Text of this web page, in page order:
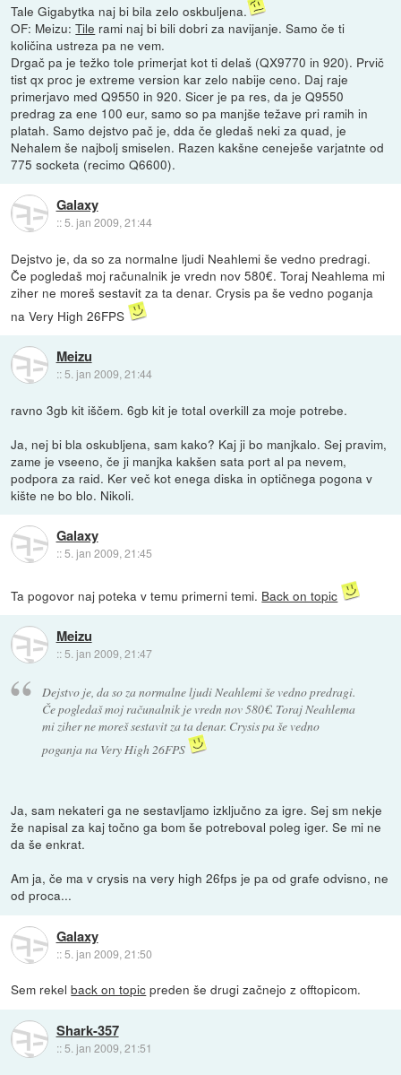
Tale Gigabytka naj bi bila zelo oskbuljena.
OF: Meizu:Tile rami naj bi bili dobri za navijanje. Samo če ti
količina ustreza pa ne vem.
Drgač pa je težko tole primerjat kot ti delaš (QX9770 in 920). Prvič
tist qx proc je extreme version kar zelo nabije ceno. Daj raje
primerjavo med Q9550 in 920. Sicer je pa res, da je Q9550
predrag za ene 100 eur, samo so pa manjše težave pri ramih in
platah. Samo dejstvo pač je, dda če gledaš neki za quad, je
Nehalem še najbolj smiselen. Razen kakšne ceneješe varjatnte od
775 socketa (recimo Q6600).
Galaxy
::5. jan 2009, 21:44
Dejstvo je, da so za normalne ljudi Neahlemi še vedno predragi.
Če pogledaš moj računalnik je vredn nov 580€. Toraj Neahlema mi
ziher ne moreš sestavit za ta denar. Crysis pa še vedno poganja
na Very High 26FPS
Meizu
:: 5. jan 2009, 21:44
ravno 3gb kit iščem. 6gb kit je total overkill za moje potrebe.
Ja, nej bi bla oskubljena, sam kako? Kaj ji bo manjkalo. Sej pravim,
zame je vseeno, če ji manjka kakšen sata port al pa nevem,
podpora za raid. Ker več kot enega diska in optičnega pogona v
kište ne bo blo. Nikoli.
Galaxy
::5. jan 2009, 21:45
Ta pogovor naj poteka v temu primerni temi. Back on topic
Meizu
:: 5. jan 2009, 21:47
Dejstvo je, da so za normalne ljudi Neahlemi še vedno predragi.
Če pogledaš moj računalnik je vredn nov 580€. Toraj Neahlema
mi ziher ne moreš sestavit za ta denar. Crysis pa še vedno
poganja na Very High 26FPS
Ja, sam nekateri ga ne sestavljamo izključno za igre. Sej sm nekje
že napisal za kaj točno ga bom še potreboval poleg iger. Se mi ne
da še enkrat.
Am ja, če ma v crysis na very high 26fps je pa od grafe odvisno, ne
od proca...
Galaxy
::5. jan 2009, 21:50
Sem rekelback on topic preden še drugi začnejo z offtopicom.
Shark-357
:: 5. jan 2009, 21:51